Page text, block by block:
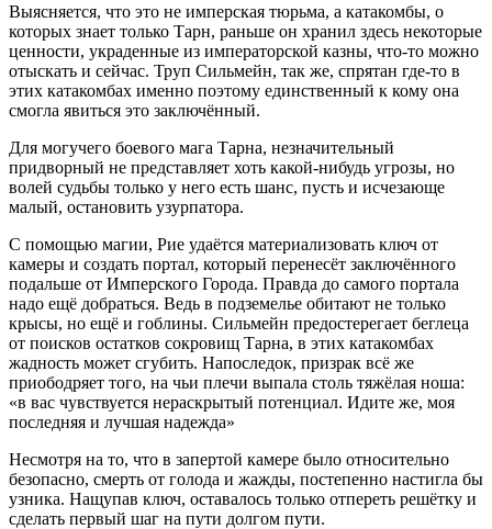
Выясняется, что это не имперская тюрьма, а катакомбы, о
которых знает только Тарн, раньше он хранил здесь некоторые
ценности, украденные из императорской казны, что-то можно
отыскать и сейчас. Труп Сильмейн, так же, спрятан где-то в
этих катакомбах именно поэтому единственный к кому она
смогла явиться это заключённый.
Для могучего боевого мага Тарна, незначительный
придворный не представляет хоть какой-нибудь угрозы, но
волей судьбы только у него есть шанс, пусть и исчезающе
малый, остановить узурпатора.
С помощью магии, Рие удаётся материализовать ключ от
камеры и создать портал, который перенесёт заключённого
подальше от Имперского Города. Правда до самого портала
надо ещё добраться. Ведь в подземелье обитают не только
крысы, но ещё и гоблины. Сильмейн предостерегает беглеца
от поисков остатков сокровищ Тарна, в этих катакомбах
жадность может сгубить. Напоследок, призрак всё же
приободряет того, на чьи плечи выпала столь тяжёлая ноша:
«в вас чувствуется нераскрытый потенциал. Идите же, моя
последняя и лучшая надежда»
Несмотря на то, что в запертой камере было относительно
безопасно, смерть от голода и жажды, постепенно настигла бы
узника. Нащупав ключ, оставалось только отпереть решётку и
сделать первый шаг на пути долгом пути.